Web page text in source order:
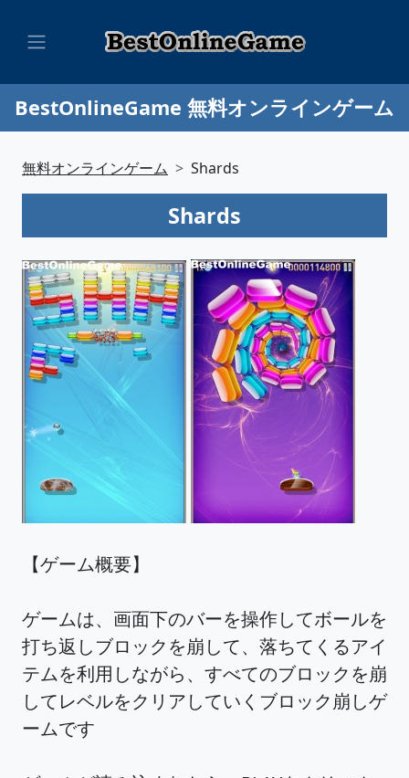
BestOnlineGame 無料オンラインゲーム
無料オンラインゲーム Shards
Shards
【ゲーム概要】
ゲームは、画面下のバーを操作してボールを
打ち返しブロックを崩して、落ちてくるアイ
テムを利用しながら、すべてのブロックを崩
してレベルをクリアしていくブロック崩しゲ
ームです